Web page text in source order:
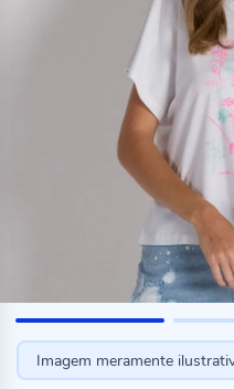
Imagem meramente